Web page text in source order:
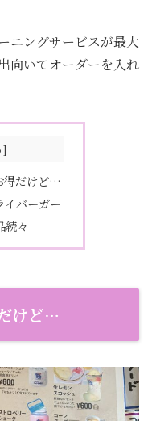
ニングサービスが最大
向いてオーダーを入れ
得だけど…
イバーガー
続々
けど…